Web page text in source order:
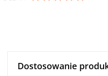
Dostosowanie